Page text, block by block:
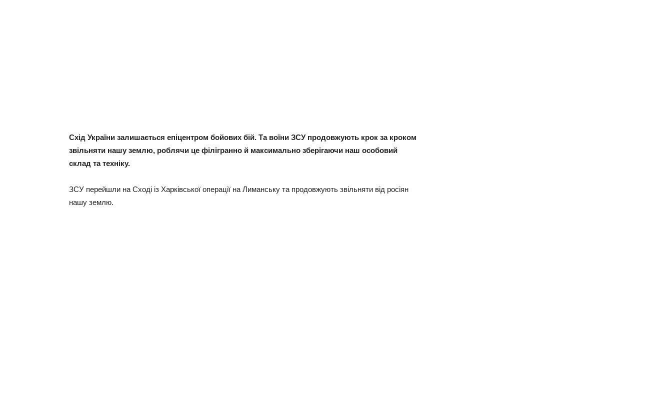
Схід України залишається епіцентром бойових бій. Та воїни ЗСУ продовжують крок за кроком
звільняти нашу землю, роблячи це філігранно й максимально зберігаючи наш особовий
склад та техніку.
ЗСУ перейшли на Сході із Харківської операції на Лиманську та продовжують звільняти від росіян
нашу землю.